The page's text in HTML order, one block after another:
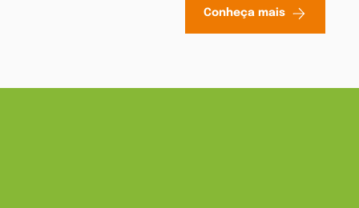
Conheça mais